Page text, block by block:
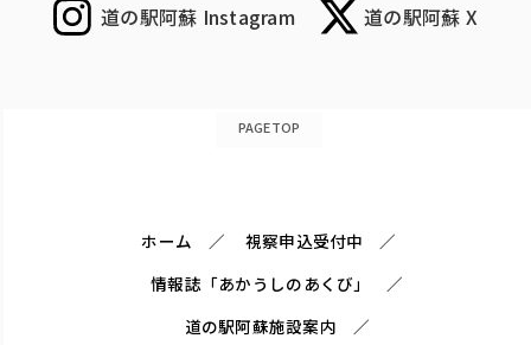
道の駅阿蘇 Instagram 道の駅阿蘇 X
PAGETOP
ホーム
視察申込受付中
情報誌「あかうしのあくび」
道の駅阿蘇施設案内